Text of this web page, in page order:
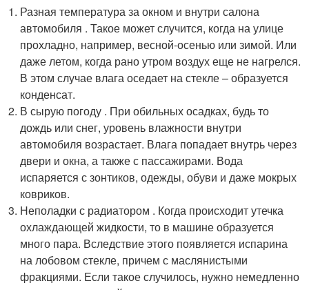
Разная температура за окном и внутри салона
автомобиля . Такое может случится, когда на улице
прохладно, например, весной-осенью или зимой. Или
даже летом, когда рано утром воздух еще не нагрелся.
В этом случае влага оседает на стекле – образуется
конденсат.
В сырую погоду . При обильных осадках, будь то
дождь или снег, уровень влажности внутри
автомобиля возрастает. Влага попадает внутрь через
двери и окна, а также с пассажирами. Вода
испаряется с зонтиков, одежды, обуви и даже мокрых
ковриков.
Неполадки с радиатором . Когда происходит утечка
охлаждающей жидкости, то в машине образуется
много пара. Вследствие этого появляется испарина
на лобовом стекле, причем с маслянистыми
фракциями. Если такое случилось, нужно немедленно